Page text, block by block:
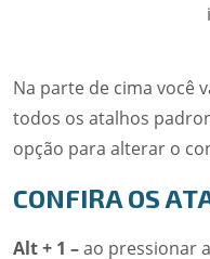
Na parte de cima você
todos os atalhos
opção para alterar o
CONFIRA OS
Alt + 1 –ao pressionar